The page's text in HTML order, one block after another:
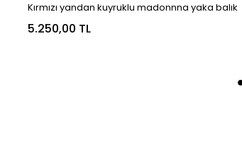
Kırmızı yandan kuyruklu madonnna yaka balık
model abiye 42
5.250,00 TL